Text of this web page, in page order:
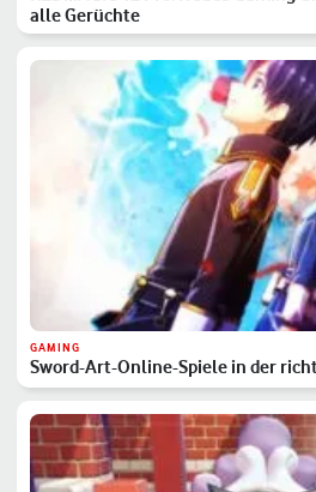
alle Gerüchte
GAMING
Sword-Art-Online-Spiele in der